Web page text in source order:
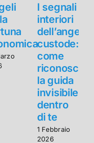
I segnali
interiori
dell’angelo
custode:
come
riconoscere
la guida
invisibile
dentro
di te
1 Febbraio
2026